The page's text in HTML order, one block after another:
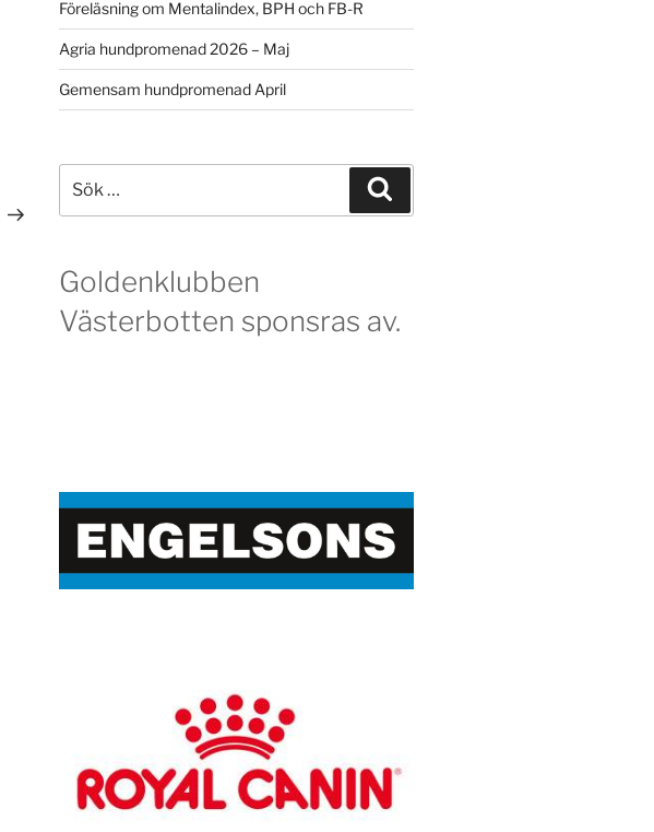
Föreläsning om Mentalindex, BPH och FB-R
Agria hundpromenad 2026 – Maj
Gemensam hundpromenad April
efter:
Goldenklubben
Västerbotten sponsras av.